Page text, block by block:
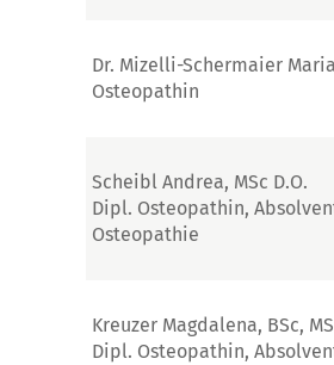
Dr. Mizelli-Schermaier Maria
Osteopathin
Scheibl Andrea, MSc D.O.
Dipl. Osteopathin,
Osteopathie
Kreuzer Magdalena, BSc,
Dipl. Osteopathin,